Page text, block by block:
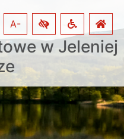
w Jeleniej
A-